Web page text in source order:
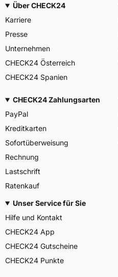
Über CHECK24
Karriere
Presse
Unternehmen
CHECK24 Österreich
CHECK24 Spanien
CHECK24 Zahlungsarten
PayPal
Kreditkarten
Sofortüberweisung
Rechnung
Lastschrift
Ratenkauf
Unser Service für Sie
Hilfe und Kontakt
CHECK24 App
CHECK24 Gutscheine
CHECK24 Punkte